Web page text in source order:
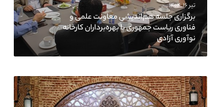
تیر ۱۶, ۱۴۰۴
برگزاری جلسه هم‌اندیشی معاونت علمی و
فناوری ریاست جمهوری با بهره‌برداران کارخانه
نوآوری آزادی